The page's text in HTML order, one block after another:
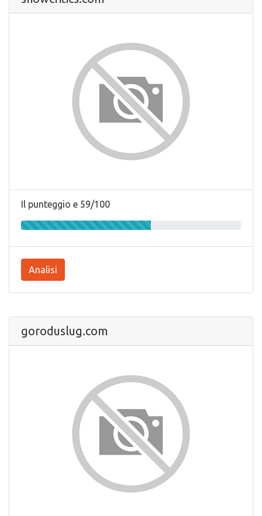
Il punteggio e 59/100
Analisi
goroduslug.com